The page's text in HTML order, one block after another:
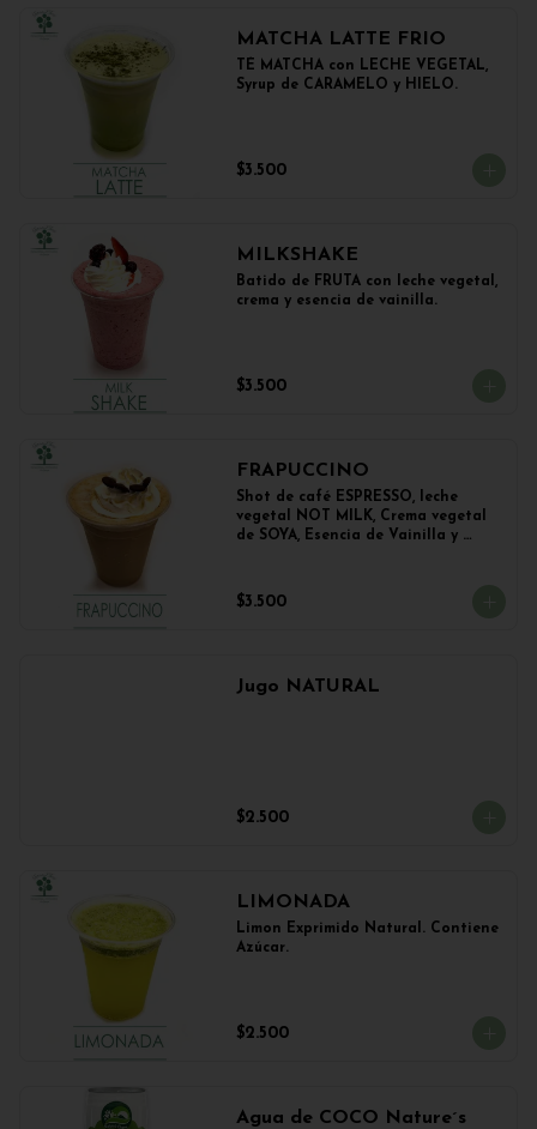
MATCHA LATTE FRIO
TÉ MATCHA con LECHE VEGETAL,
Syrup de CARAMELO y HIELO.
$3.500
MILKSHAKE
Batido de FRUTA con leche vegetal,
crema y esencia de vainilla.
$3.500
FRAPUCCINO
Shot de café ESPRESSO, leche
vegetal NOT MILK, Crema vegetal
de SOYA, Esencia de Vainilla y
$3.500
Jugo NATURAL
$2.500
LIMONADA
Limon Exprimido Natural. Contiene
Azúcar.
$2.500
Agua de COCO Nature´s